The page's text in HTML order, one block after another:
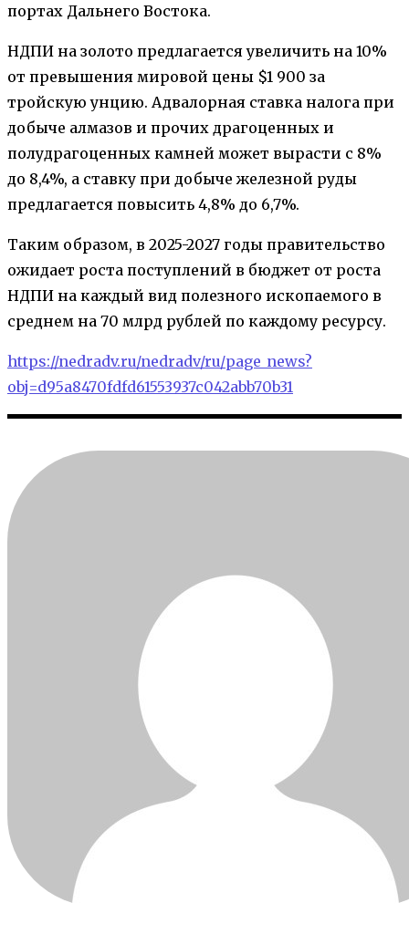
портах Дальнего Востока.
НДПИ на золото предлагается увеличить на 10%
от превышения мировой цены $1 900 за
тройскую унцию. Адвалорная ставка налога при
добыче алмазов и прочих драгоценных и
полудрагоценных камней может вырасти с 8%
до 8,4%, а ставку при добыче железной руды
предлагается повысить 4,8% до 6,7%.
Таким образом, в 2025-2027 годы правительство
ожидает роста поступлений в бюджет от роста
НДПИ на каждый вид полезного ископаемого в
среднем на 70 млрд рублей по каждому ресурсу.
https://nedradv.ru/nedradv/ru/page_news?
obj=d95a8470fdfd61553937c042abb70b31